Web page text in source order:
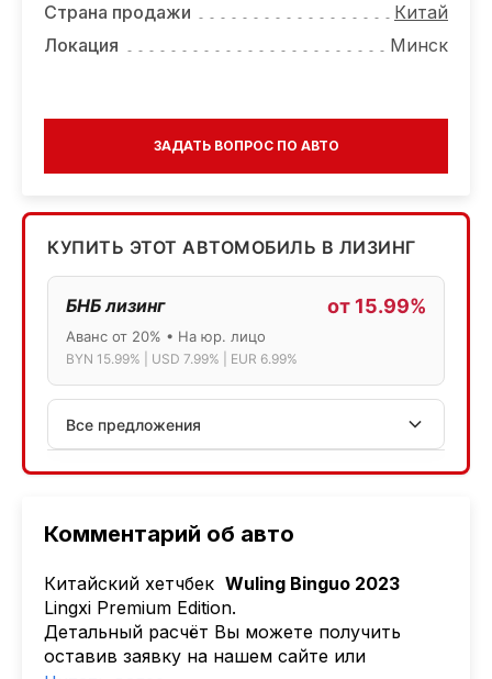
Комментарий об авто
Китайский хетчбек Wuling Binguo 2023
Lingxi Premium Edition.
Детальный расчёт Вы можете получить
оставив заявку на нашем сайте или
Страна продажи
Китай
Локация
Минск
ЗАДАТЬ ВОПРОС ПО АВТО
КУПИТЬ ЭТОТ АВТОМОБИЛЬ В ЛИЗИНГ
БНБ лизинг от 15.99%
Аванс от 20% • На юр. лицо
BYN 15.99% | USD 7.99% | EUR 6.99%
Все предложения
АСБ лизинг
Лизинг: BYN 17% | USD 7.99% | EUR 6.99%
Также доступен кредит "Проще простого" 18.9%
Активлизиг